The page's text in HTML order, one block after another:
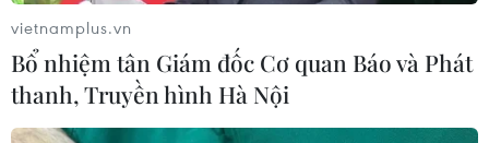
TIN CÙNG CHUYÊN MỤC
Đại tiệc Vespa 2026: Khi biểu
vietnamplus.vn
Bổ nhiệm tân Giám đốc Cơ quan Báo và Phát
thanh, Truyền hình Hà Nội